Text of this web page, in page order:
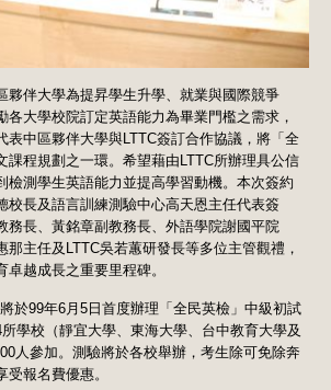
夥伴大學為提昇學生升學、就業與國際競爭
各大學校院訂定英語能力為畢業門檻之需求，
表中區夥伴大學與LTTC簽訂合作協議，將「全
課程規劃之一環。希望藉由LTTC所辦理具公信
檢測學生英語能力並提高學習動機。本次簽約
校長及語言訓練測驗中心高天恩主任代表簽
務長、黃銘章副教務長、外語學院謝國平院
那主任及LTTC吳若蕙研發長等多位主管觀禮，
越成長之重要里程碑。
於99年6月5日首度辦理「全民英檢」中級初試
學校（靜宜大學、東海大學、台中教育大學及
人參加。測驗將於各校舉辦，考生除可免除奔
報名費優惠。